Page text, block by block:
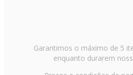
Garantimos o máximo de 5
enquanto durarem